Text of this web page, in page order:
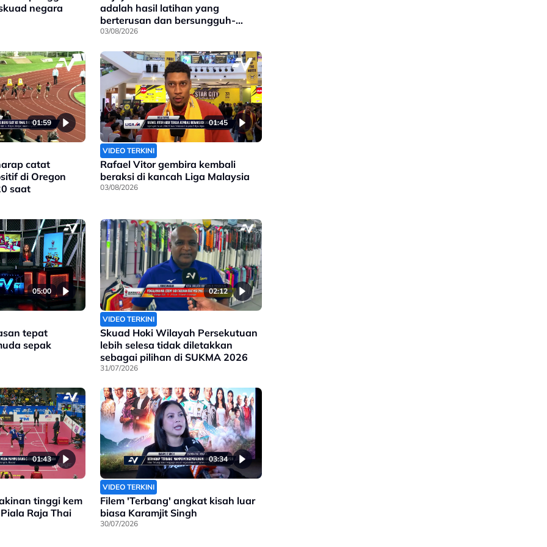
negara
adalah hasil latihan yang
berterusan dan bersungguh-
sungguh
03/08/2026
01:59
catat
di Oregon
saat
01:45
VIDEO TERKINI
Rafael Vitor gembira kembali
beraksi di kancah Liga Malaysia
03/08/2026
05:00
tepat
sepak
02:12
VIDEO TERKINI
Skuad Hoki Wilayah Persekutuan
lebih selesa tidak diletakkan
sebagai pilihan di SUKMA 2026
31/07/2026
01:43
tinggi kem
Raja Thai
03:34
VIDEO TERKINI
Filem 'Terbang' angkat kisah luar
biasa Karamjit Singh
30/07/2026